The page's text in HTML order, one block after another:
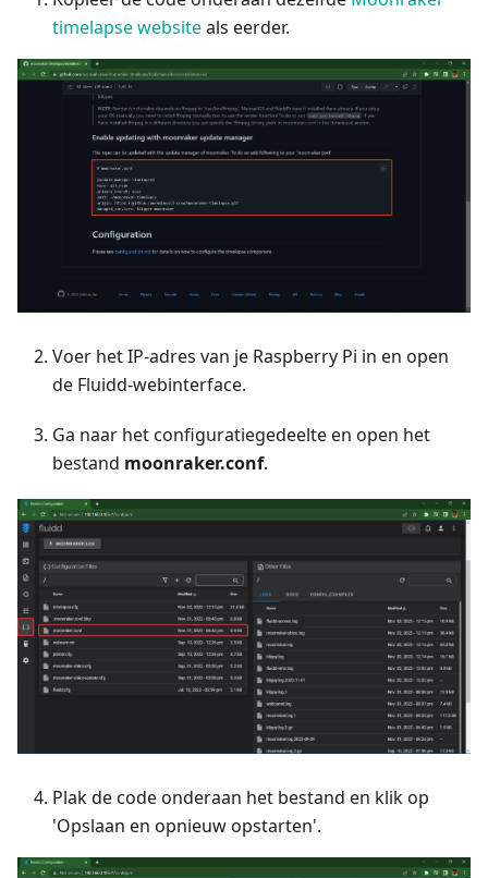
timelapse websiteals eerder.
Voer het IP-adres van je Raspberry Pi in en open
de Fluidd-webinterface.
Ga naar het configuratiegedeelte en open het
bestand moonraker.conf.
Plak de code onderaan het bestand en klik op
'Opslaan en opnieuw opstarten'.